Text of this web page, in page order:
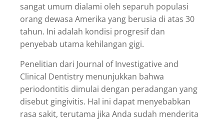
sangat umum dialami oleh separuh populasi
orang dewasa Amerika yang berusia di atas 30
tahun. Ini adalah kondisi progresif dan
penyebab utama kehilangan gigi.
Penelitian dari Journal of Investigative and
Clinical Dentistry menunjukkan bahwa
periodontitis dimulai dengan peradangan yang
disebut gingivitis. Hal ini dapat menyebabkan
rasa sakit, terutama jika Anda sudah menderita